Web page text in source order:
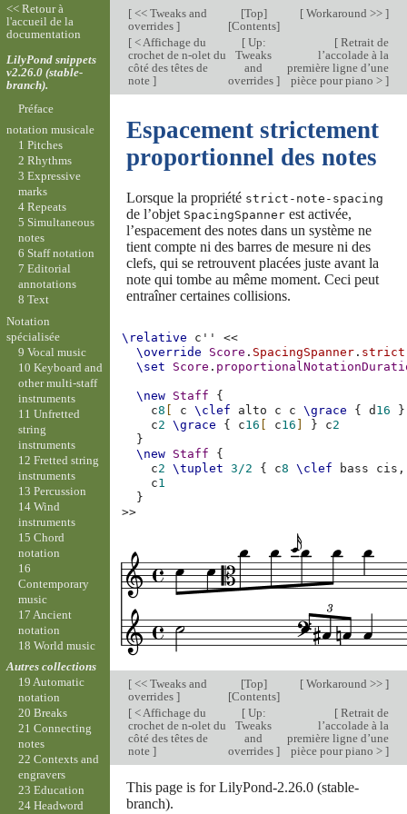
[<< Tweaks and
overrides ]
[Top]
[Contents]
[Workaround >> ]
[< Affichage du
crochet de n-olet du
côté des têtes de
note ]
[Up:
Tweaks
and
overrides ]
[Retrait de
l’accolade à la
première ligne d’une
pièce pour piano > ]
Espacement strictement
proportionnel des notes
Lorsque la propriété strict-note-spacing
de l’objet SpacingSpannerest activée,
l’espacement des notes dans un système ne
tient compte ni des barres de mesure ni des
clefs, qui se retrouvent placées juste avant la
note qui tombe au même moment. Ceci peut
entraîner certaines collisions.
\relative c''
<<
\override
Score . SpacingSpanner . strict-
\set
Score .
\new Staff
{
c8 c \clef alto c c \grace { d 16
}
c2 \grace { c16 c16 } c2
}
\new Staff
{
c2 \tuplet 3/2 { c8 \clef bass
c1
}
>>
[<< Tweaks and
overrides ]
[Top]
[Contents]
[Workaround >> ]
[< Affichage du
crochet de n-olet du
côté des têtes de
note ]
[Up:
Tweaks
and
overrides ]
[Retrait de
l’accolade à la
première ligne d’une
pièce pour piano > ]
This page is for LilyPond-2.26.0 (stable-
branch).
<< Retour à
l'accueil de la
documentation
LilyPond snippets
v2.26.0 (stable-
branch).
Préface
notation musicale
1 Pitches
2 Rhythms
3 Expressive
marks
4 Repeats
5 Simultaneous
notes
6 Staff notation
7 Editorial
annotations
8 Text
Notation
spécialisée
9 Vocal music
10 Keyboard and
other multi-staff
instruments
11 Unfretted
string
instruments
12 Fretted string
instruments
13 Percussion
14 Wind
instruments
15 Chord
notation
16
Contemporary
music
17 Ancient
notation
18 World music
Autres collections
19 Automatic
notation
20 Breaks
21 Connecting
notes
22 Contexts and
engravers
23 Education
24 Headword